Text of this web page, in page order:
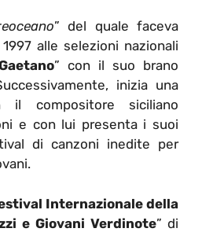
” del quale faceva
alle selezioni nazionali
” con il suo brano
inizia una
il compositore siciliano
e con lui presenta i suoi
di canzoni inedite per
Internazionale della
e Giovani Verdinote” di